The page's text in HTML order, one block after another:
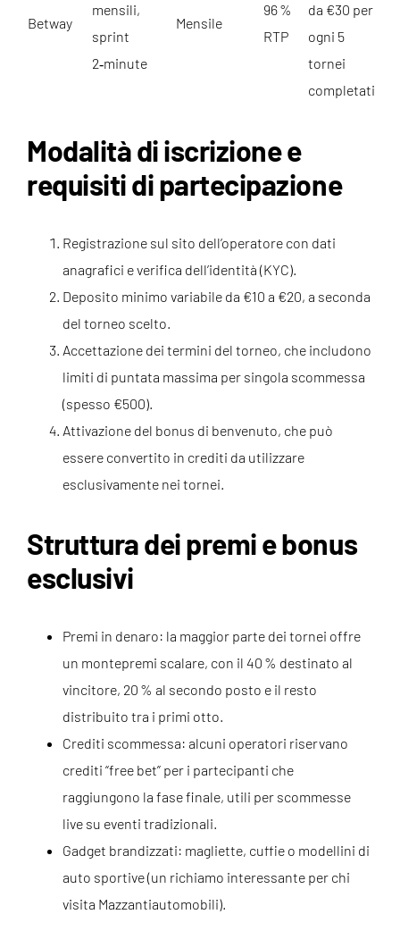
Betway
mensili,
sprint
2‑minute
Mensile
96 %
RTP
da €30 per
ogni 5
tornei
completati
Modalità di iscrizione e
requisiti di partecipazione
Registrazione sul sito dell’operatore con dati
anagrafici e verifica dell’identità (KYC).
Deposito minimo variabile da €10 a €20, a seconda
del torneo scelto.
Accettazione dei termini del torneo, che includono
limiti di puntata massima per singola scommessa
(spesso €500).
Attivazione del bonus di benvenuto, che può
essere convertito in crediti da utilizzare
esclusivamente nei tornei.
Struttura dei premi e bonus
esclusivi
Premi in denaro: la maggior parte dei tornei offre
un montepremi scalare, con il 40 % destinato al
vincitore, 20 % al secondo posto e il resto
distribuito tra i primi otto.
Crediti scommessa: alcuni operatori riservano
crediti “free bet” per i partecipanti che
raggiungono la fase finale, utili per scommesse
live su eventi tradizionali.
Gadget brandizzati: magliette, cuffie o modellini di
auto sportive (un richiamo interessante per chi
visita Mazzantiautomobili).